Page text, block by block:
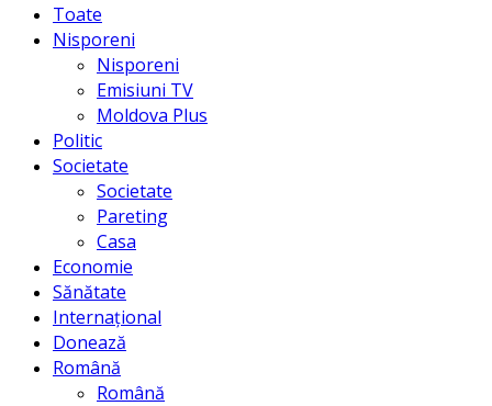
Toate
Nisporeni
Nisporeni
Emisiuni TV
Moldova Plus
Politic
Societate
Societate
Pareting
Casa
Economie
Sănătate
Internațional
Donează
Română
Română